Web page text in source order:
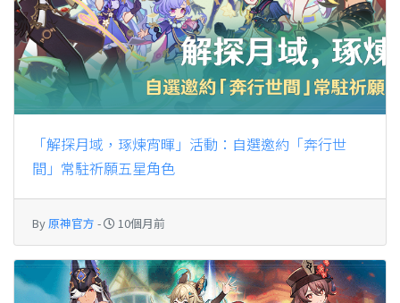
「解探月域，琢煉宵暉」活動：自選邀約「奔行世
間」常駐祈願五星角色
By 原神官方 - 10個月前